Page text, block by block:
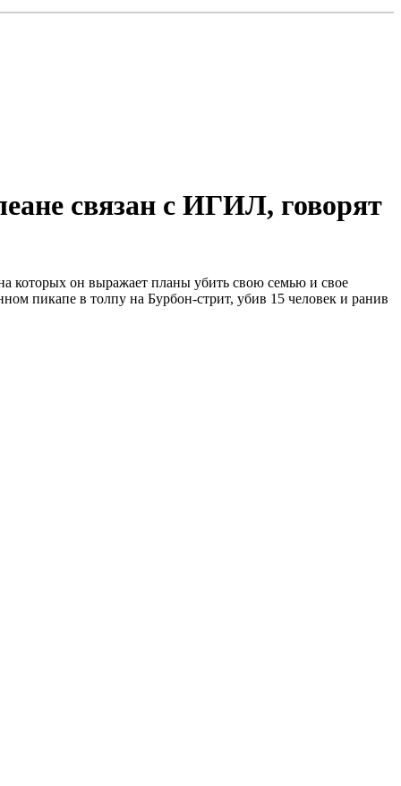
связан с ИГИЛ, говорят
которых он выражает планы убить свою семью и свое
пикапе в толпу на Бурбон-стрит, убив 15 человек и ранив